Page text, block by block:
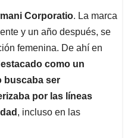
Corporatio. La marca
y un año después, se
femenina. De ahí en
como un
buscaba ser
por las líneas
, incluso en las